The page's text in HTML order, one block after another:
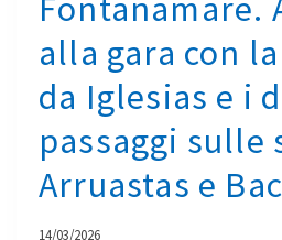
QUARTA
E
ULTIMA
SPECIALE
SABATO
E
SCAVALCATO
alla gara con
da Iglesias e i
passaggi sulle
Arruastas e
14/03/2026